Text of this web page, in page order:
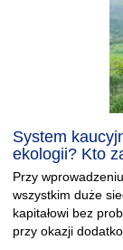
System
ekologii? Kto
Przy
wszystkim duże
kapitałowi bez
przy okazji